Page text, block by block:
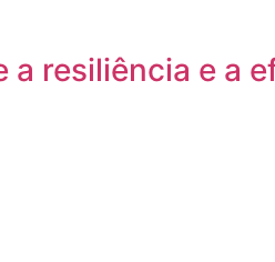
resiliência e a